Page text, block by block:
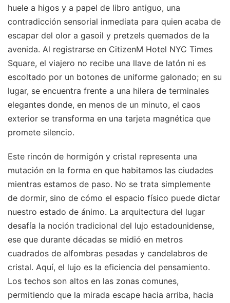
huele a higos y a papel de libro antiguo, una
contradicción sensorial inmediata para quien acaba de
escapar del olor a gasoil y pretzels quemados de la
avenida. Al registrarse en CitizenM Hotel NYC Times
Square, el viajero no recibe una llave de latón ni es
escoltado por un botones de uniforme galonado; en su
lugar, se encuentra frente a una hilera de terminales
elegantes donde, en menos de un minuto, el caos
exterior se transforma en una tarjeta magnética que
promete silencio.
Este rincón de hormigón y cristal representa una
mutación en la forma en que habitamos las ciudades
mientras estamos de paso. No se trata simplemente
de dormir, sino de cómo el espacio físico puede dictar
nuestro estado de ánimo. La arquitectura del lugar
desafía la noción tradicional del lujo estadounidense,
ese que durante décadas se midió en metros
cuadrados de alfombras pesadas y candelabros de
cristal. Aquí, el lujo es la eficiencia del pensamiento.
Los techos son altos en las zonas comunes,
permitiendo que la mirada escape hacia arriba, hacia